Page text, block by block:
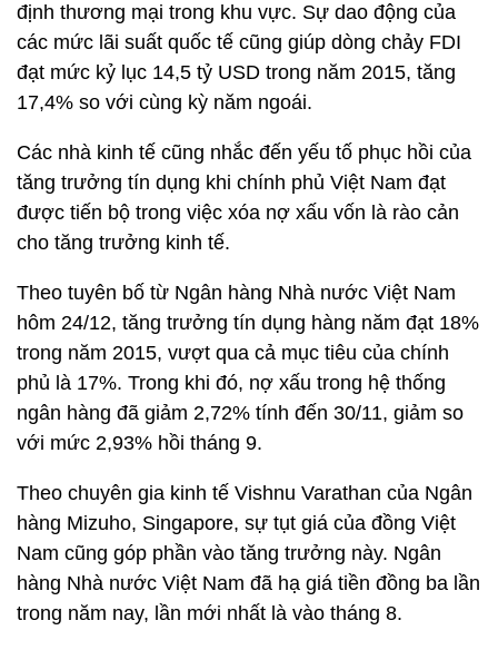
định thương mại trong khu vực. Sự dao động của
các mức lãi suất quốc tế cũng giúp dòng chảy FDI
đạt mức kỷ lục 14,5 tỷ USD trong năm 2015, tăng
17,4% so với cùng kỳ năm ngoái.
Các nhà kinh tế cũng nhắc đến yếu tố phục hồi của
tăng trưởng tín dụng khi chính phủ Việt Nam đạt
được tiến bộ trong việc xóa nợ xấu vốn là rào cản
cho tăng trưởng kinh tế.
Theo tuyên bố từ Ngân hàng Nhà nước Việt Nam
hôm 24/12, tăng trưởng tín dụng hàng năm đạt 18%
trong năm 2015, vượt qua cả mục tiêu của chính
phủ là 17%. Trong khi đó, nợ xấu trong hệ thống
ngân hàng đã giảm 2,72% tính đến 30/11, giảm so
với mức 2,93% hồi tháng 9.
Theo chuyên gia kinh tế Vishnu Varathan của Ngân
hàng Mizuho, Singapore, sự tụt giá của đồng Việt
Nam cũng góp phần vào tăng trưởng này. Ngân
hàng Nhà nước Việt Nam đã hạ giá tiền đồng ba lần
trong năm nay, lần mới nhất là vào tháng 8.